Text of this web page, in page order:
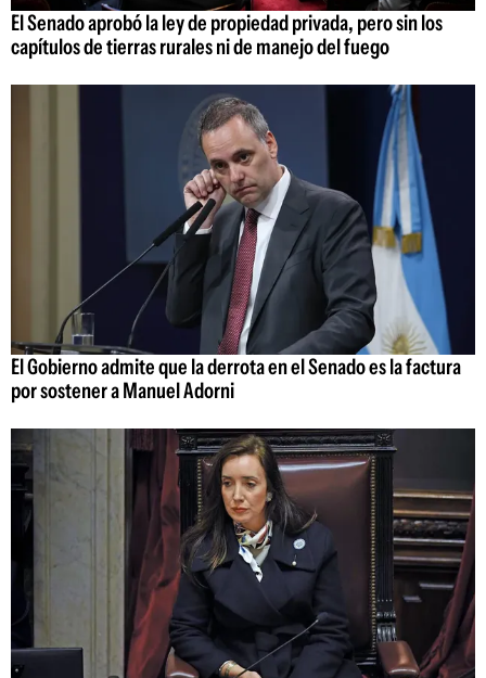
El Senado aprobó la ley de propiedad privada, pero sin los
capítulos de tierras rurales ni de manejo del fuego
El Gobierno admite que la derrota en el Senado es la factura
por sostener a Manuel Adorni